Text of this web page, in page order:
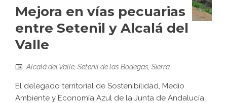
Mejora en vías pecuarias
entre Setenil y Alcalá del
Valle
Alcalá del Valle Setenil de las Bodegas Sierra
El delegado territorial de Sostenibilidad, Medio
Ambiente y Economía Azul de la Junta de Andalucía,